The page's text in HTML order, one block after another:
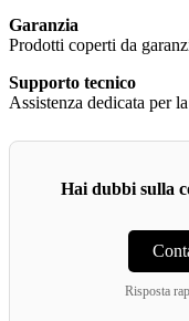
Garanzia
Prodotti coperti da
Supporto tecnico
Assistenza dedicata per
Hai dubbi sulla
Risposta